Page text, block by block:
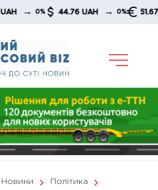
→ 0% 44.76 UAH → 0% 51.67 UAH
Новини
Політика